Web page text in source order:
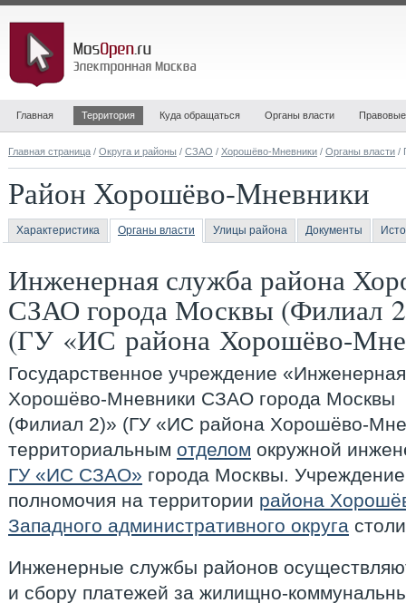
Главная Территория Куда обращаться Органы власти
Главная страница / Округа и районы / СЗАО / Хорошёво-Мневники / Органы власти /
Район Хорошёво-Мневники
Характеристика Органы власти Улицы района Документы
Инженерная служба района
СЗАО города Москвы (Филиал
(ГУ «ИС района Хорошёво-
Государственное учреждение «
Хорошёво-Мневники СЗАО города Москвы
(Филиал 2)» (ГУ «ИС района Хорошёво-
территориальным отделом окружной
ГУ «ИС СЗАО» города Москвы.
полномочия на территории района
Западного административного округа
Инженерные службы районов
и сбору платежей за жилищно-